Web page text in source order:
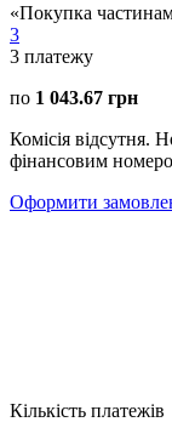
«Покупка
3
3 платежу
по 1 043.67 грн
Комісія відсутня.
фінансовим
Оформити
Кількість платежів